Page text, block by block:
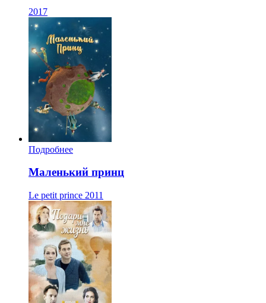
2017
Подробнее
Маленький принц
Le petit prince 2011